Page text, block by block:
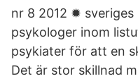
nr 8 2012 ✹
psykologer inom
psykiater för att en
Det är stor skillnad